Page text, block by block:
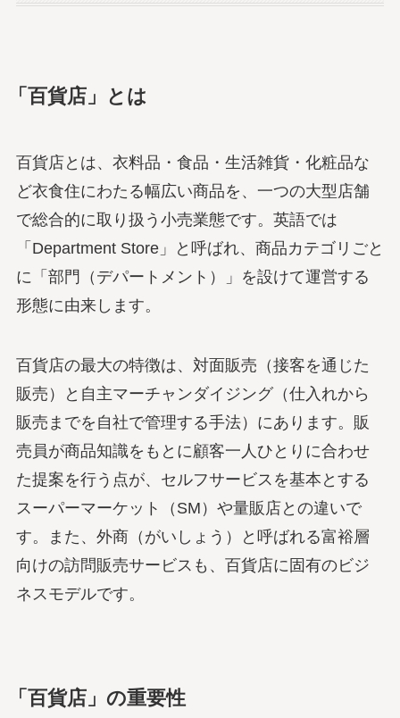
「百貨店」とは
百貨店とは、衣料品・食品・生活雑貨・化粧品な
ど衣食住にわたる幅広い商品を、一つの大型店舗
で総合的に取り扱う小売業態です。英語では
「Department Store」と呼ばれ、商品カテゴリごと
に「部門（デパートメント）」を設けて運営する
形態に由来します。
百貨店の最大の特徴は、対面販売（接客を通じた
販売）と自主マーチャンダイジング（仕入れから
販売までを自社で管理する手法）にあります。販
売員が商品知識をもとに顧客一人ひとりに合わせ
た提案を行う点が、セルフサービスを基本とする
スーパーマーケット（SM）や量販店との違いで
す。また、外商（がいしょう）と呼ばれる富裕層
向けの訪問販売サービスも、百貨店に固有のビジ
ネスモデルです。
「百貨店」の重要性